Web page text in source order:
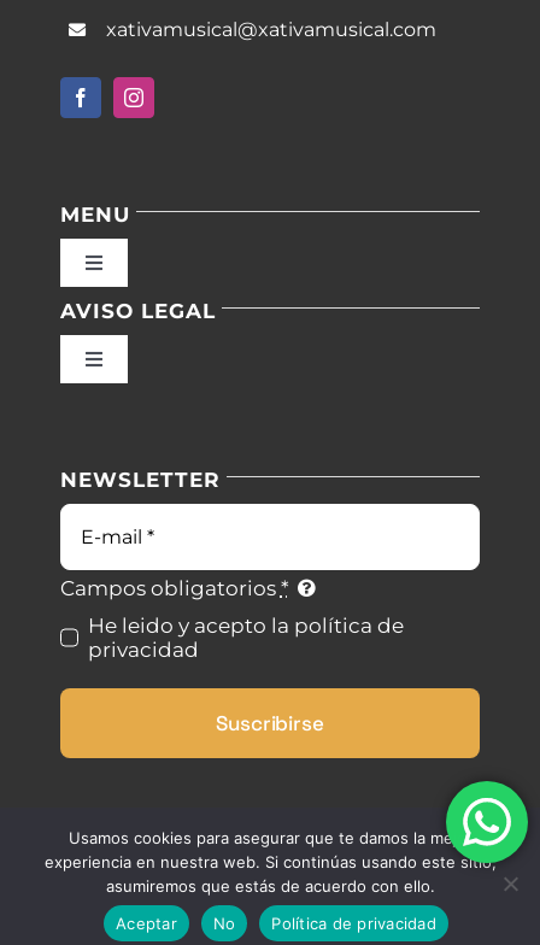
xativamusical@xativamusical.com
MENU
Toggle
Inicio
Blog
Contacto
AVISO LEGAL
Toggle
Condiciones de uso
Ley de cookies
Desistimiento
NEWSLETTER
Correo
electrónico
Campos obligatorios *
He leido y acepto la política de
privacidad
Suscribirse
Usamos cookies para asegurar que te damos la mejor
experiencia en nuestra web. Si continúas usando este sitio,
asumiremos que estás de acuerdo con ello.
Aceptar
No Política de privacidad